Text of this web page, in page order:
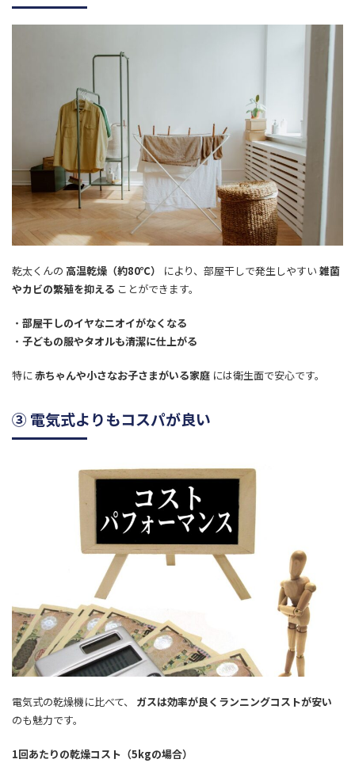
乾太くんの 高温乾燥（約80℃） により、部屋干しで発生しやすい 雑菌
やカビの繁殖を抑える ことができます。
・ 部屋干しのイヤなニオイがなくなる
・ 子どもの服やタオルも清潔に仕上がる
特に赤ちゃんや小さなお子さまがいる家庭 には衛生面で安心です。
③ 電気式よりもコスパが良い
電気式の乾燥機に比べて、 ガスは効率が良くランニングコストが安い
のも魅力です。
1回あたりの乾燥コスト（5kgの場合）